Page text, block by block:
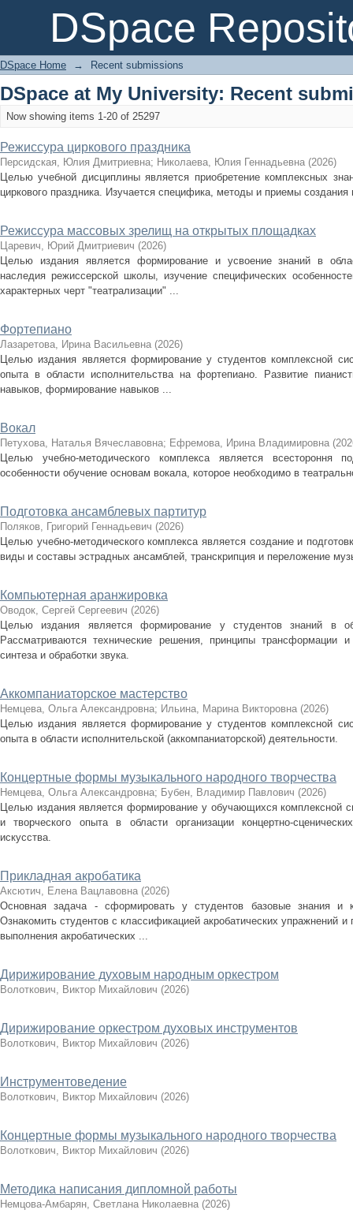
DSpace
Recently added
DSpace Home → Recent submissions
DSpace at My University: Recent
Now showing items 1-20 of 25297
Режиссура циркового праздника
Персидская, Юлия Дмитриевна; Николаева, Юлия Геннадьевна (2026)
Целью учебной дисциплины является приобретение комплексных
циркового праздника. Изучается специфика, методы и приемы создания
Режиссура массовых зрелищ на открытых площадках
Царевич, Юрий Дмитриевич (2026)
Целью издания является формирование и усвоение знаний в
наследия режиссерской школы, изучение специфических
характерных черт "театрализации" ...
Фортепиано
Лазаретова, Ирина Васильевна (2026)
Целью издания является формирование у студентов комплексной
опыта в области исполнительства на фортепиано. Развитие
навыков, формирование навыков ...
Вокал
Петухова, Наталья Вячеславовна; Ефремова, Ирина Владимировна (
Целью учебно-методического комплекса является всестороння
особенности обучение основам вокала, которое необходимо в
Подготовка ансамблевых партитур
Поляков, Григорий Геннадьевич (2026)
Целью учебно-методического комплекса является создание и
виды и составы эстрадных ансамблей, транскрипция и переложение
Компьютерная аранжировка
Оводок, Сергей Сергеевич (2026)
Целью издания является формирование у студентов знаний в
Рассматриваются технические решения, принципы трансформации
синтеза и обработки звука.
Аккомпаниаторское мастерство
Немцева, Ольга Александровна; Ильина, Марина Викторовна (2026)
Целью издания является формирование у студентов комплексной
опыта в области исполнительской (аккомпаниаторской) деятельности.
Концертные формы музыкального народного творчества
Немцева, Ольга Александровна; Бубен, Владимир Павлович (2026)
Целью издания является формирование у обучающихся комплексной
и творческого опыта в области организации концертно-
искусства.
Прикладная акробатика
Аксютич, Елена Вацлавовна (2026)
Основная задача - сформировать у студентов базовые знания и
Ознакомить студентов с классификацией акробатических упражнений
выполнения акробатических ...
Дирижирование духовым народным оркестром
Волоткович, Виктор Михайлович (2026)
Дирижирование оркестром духовых инструментов
Волоткович, Виктор Михайлович (2026)
Инструментоведение
Волоткович, Виктор Михайлович (2026)
Концертные формы музыкального народного творчества
Волоткович, Виктор Михайлович (2026)
Методика написания дипломной работы
Немцова-Амбарян, Светлана Николаевна (2026)